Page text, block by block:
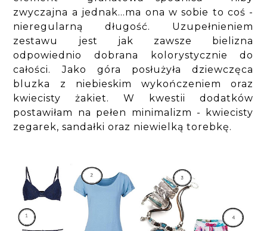
zwyczajna a jednak...ma ona w sobie to coś -
nieregularną długość. Uzupełnieniem
zestawu jest jak zawsze bielizna
odpowiednio dobrana kolorystycznie do
całości. Jako góra posłużyła dziewczęca
bluzka z niebieskim wykończeniem oraz
kwiecisty żakiet. W kwestii dodatków
postawiłam na pełen minimalizm - kwiecisty
zegarek, sandałki oraz niewielką torebkę.